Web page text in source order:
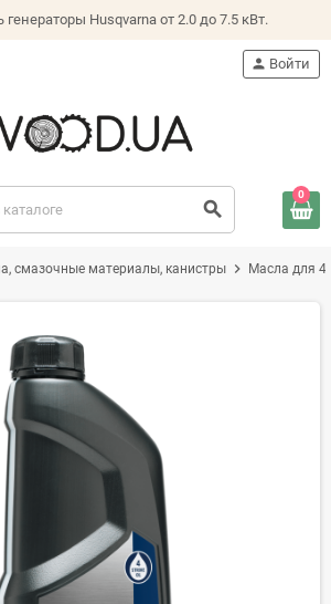
Husqvarna от 2.0 до 7.5 кВт.
search
person Войти
0
смазочные материалы, канистры chevron_right Масла для